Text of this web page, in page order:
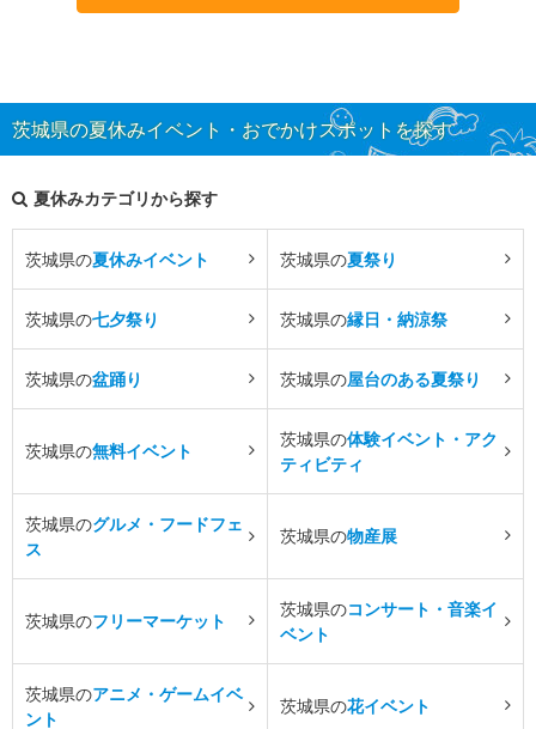
茨城県の夏休みイベント・おでかけスポットを探す
夏休みカテゴリから探す
茨城県の夏休みイベント 茨城県の夏祭り
茨城県の七夕祭り 茨城県の縁日・納涼祭
茨城県の盆踊り 茨城県の屋台のある夏祭り
茨城県の無料イベント
茨城県の体験イベント・アク
ティビティ
茨城県のグルメ・フードフェ
ス
茨城県の物産展
茨城県のフリーマーケット
茨城県のコンサート・音楽イ
ベント
茨城県のアニメ・ゲームイベ
ント
茨城県の花イベント